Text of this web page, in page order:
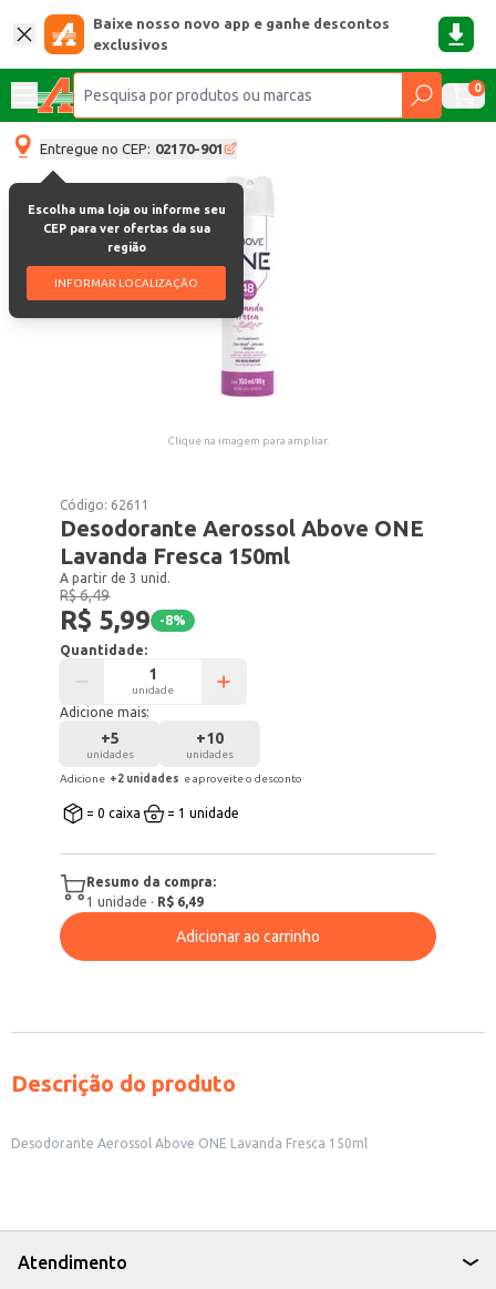
Baixe nosso novo app e ganhe descontos
exclusivos
0
Entregue no CEP: 02170-901
Escolha uma loja ou informe seu
CEP para ver ofertas da sua
região
INFORMAR LOCALIZAÇÃO
Clique na imagem para ampliar.
Código: 62611
Desodorante Aerossol Above ONE
Lavanda Fresca 150ml
A partir de 3 unid.
R$ 6,49
R$ 5,99 -8%
Quantidade:
unidade
Adicione mais:
+5
unidades
+10
unidades
Adicione +2 unidades e aproveite o desconto
= 0 caixa = 1 unidade
Resumo da compra:
1 unidade · R$ 6,49
Adicionar ao carrinho
Descrição do produto
Desodorante Aerossol Above ONE Lavanda Fresca 150ml
Atendimento